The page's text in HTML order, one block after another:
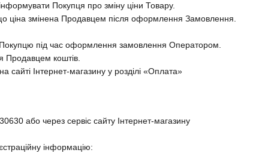
Покупця про зміну ціни Товару.
ціна змінена Продавцем після оформлення Замовлення.
Покупцю під час оформлення замовлення Оператором.
Продавцем коштів.
Інтернет-магазину у розділі «Оплата»
або через сервіс сайту Інтернет-магазину
інформацію: